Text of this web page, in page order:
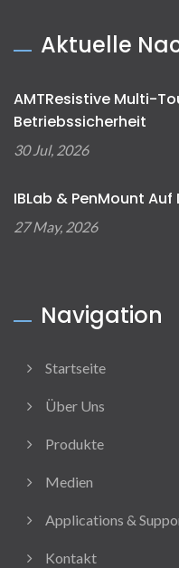
Aktuelle
AMTResistive Multi-
Betriebssicherheit
30 Jul, 2026
IBLab & PenMount Auf
27 May, 2026
Navigation
Startseite
Über Uns
Produkte
Medien
Applications &
Kontakt